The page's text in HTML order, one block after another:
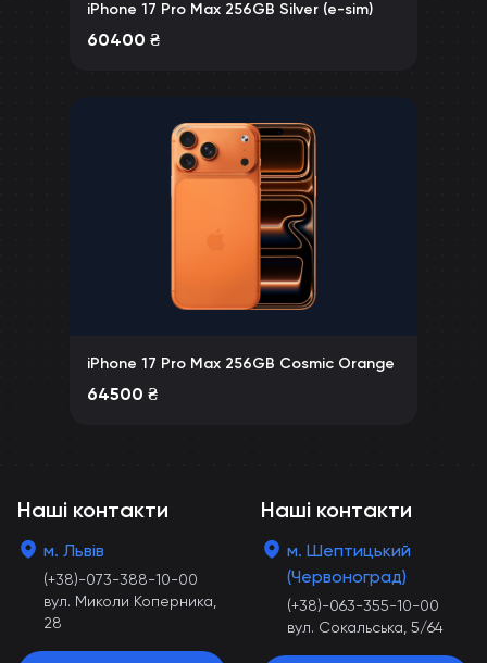
iPhone 17 Pro Max 256GB Silver (e-sim)
60400 ₴
iPhone 17 Pro Max 256GB Cosmic Orange
64500 ₴
Наші контакти
м. Львів
(+38)-073-388-10-00
вул. Миколи Коперника,
28
Наші контакти
м. Шептицький
(Червоноград)
(+38)-063-355-10-00
вул. Сокальська, 5/64